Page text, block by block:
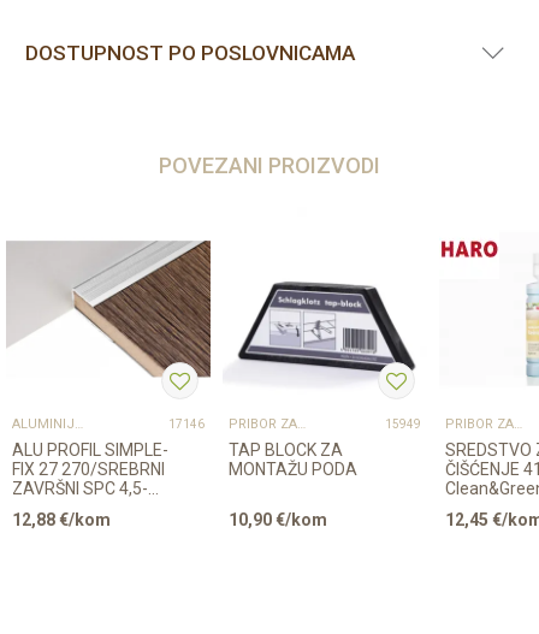
DOSTUPNOST PO POSLOVNICAMA
POVEZANI PROIZVODI
ALUMINIJSKI PROFILI 17146
ALU PROFIL SIMPLE-
FIX 27 270/SREBRNI
ZAVRŠNI SPC 4,5-
12,88€/kom
PRIBOR ZA UGRADNJU PODOVA – SVE NA JEDNOM MJESTU 15949
TAP BLOCK ZA
MONTAŽU PODA
10,90€/kom
PRIBOR ZA UGRADNJU PODOVA – SVE NA JEDNOM MJESTU
SREDSTVO
ČIŠĆENJE
500ml
12,45 €/